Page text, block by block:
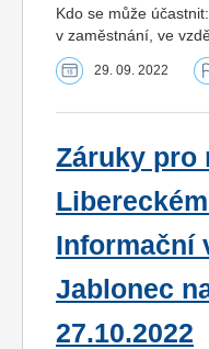
Kdo se může
v zaměstnání, ve
29. 09. 2022
Záruky pro
Informační
Jablonec
27.10.2022